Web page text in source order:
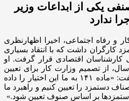
یکی از ابداعات وزیر
ندارد
و رفاه اجتماعی، اخیرا اظهارنظری
کارگران داشت که با انتقاد بسیاری
کارشناسان اقتصادی قرار گرفت. او
سال، از تصمیم وزارت کار برای تعیین
دستمزد صنفی خبر داد و گفت: «ماده ۱۴۱ به ما این اختیار را داده
دستمزد را تعیین کنیم و راهبرد ما
بر اساس صنوف تعیین شود.»